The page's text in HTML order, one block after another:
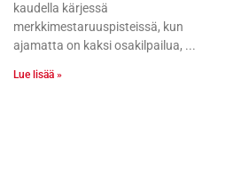
kaudella kärjessä
merkkimestaruuspisteissä, kun
ajamatta on kaksi osakilpailua,
Lue lisää »